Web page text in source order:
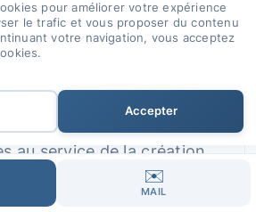
🎯
et Savoir-faire
notre expérience et nos
au service de la création
qui répondent à vos
aspirations.
✉️
MAIL
pour améliorer votre expérience
le trafic et vous proposer du contenu
votre navigation, vous acceptez
Accepter